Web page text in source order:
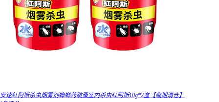
安速红阿斯杀虫烟雾剂蟑螂药跳蚤室内杀虫红阿斯10g*2盒【临期清仓】